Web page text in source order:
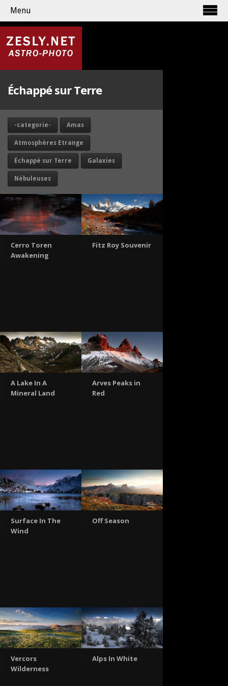
Menu
Échappé sur Terre
-categorie- Amas
Atmosphères Etrange
Échappé sur Terre Galaxies
Nébuleuses
Cerro Toren
Awakening
Fitz Roy Souvenir
A Lake In A
Mineral Land
Arves Peaks in
Red
Surface In The
Wind
Off Season
Vercors
Wilderness
Alps In White